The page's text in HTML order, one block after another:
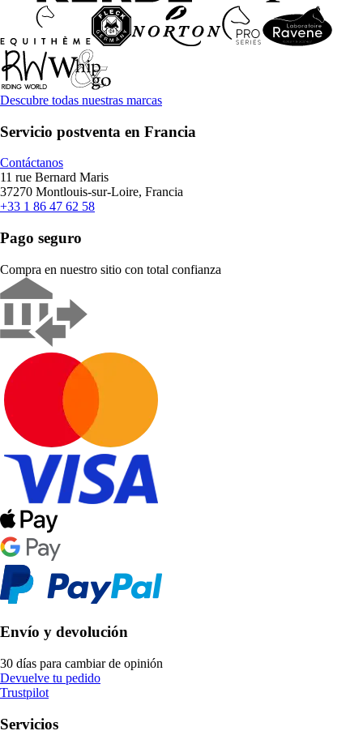
Descubre todas nuestras marcas
Servicio postventa en Francia
Contáctanos
11 rue Bernard Maris
37270 Montlouis-sur-Loire, Francia
+33 1 86 47 62 58
Pago seguro
Compra en nuestro sitio con total confianza
Envío y devolución
30 días para cambiar de opinión
Devuelve tu pedido
Trustpilot
Servicios